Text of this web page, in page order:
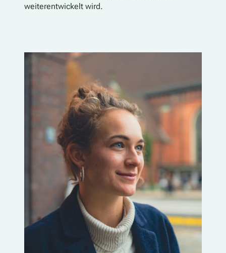
weiterentwickelt wird.